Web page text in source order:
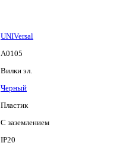
UNIVersal
А0105
Вилки эл.
Черный
Пластик
С заземлением
IP20